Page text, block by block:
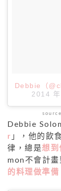
Debbie（
2014
source
Debbie
r 」，他的飲
律，總是想到
mon不會計畫
的料理做準備